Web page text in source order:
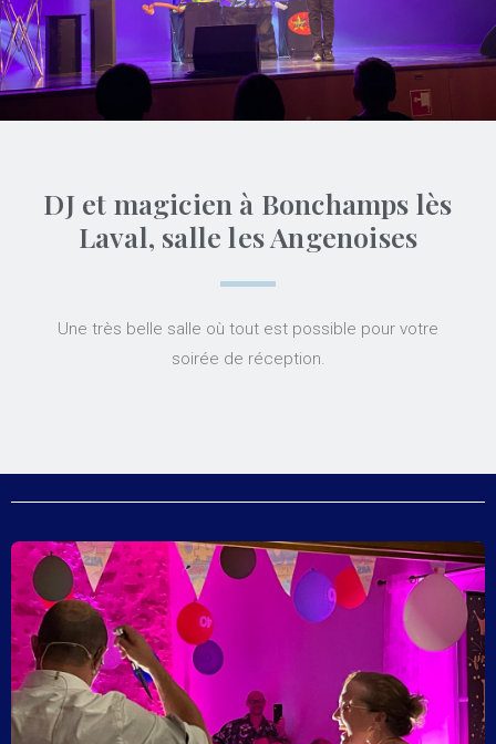
DJ et magicien à Bonchamps lès
Laval, salle les Angenoises
Une très belle salle où tout est possible pour votre
soirée de réception.